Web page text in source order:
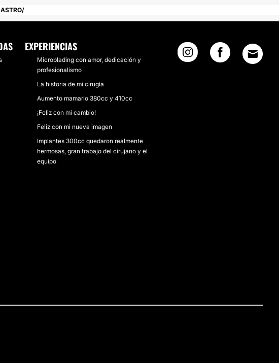
EXPERIENCIAS
Microblading con amor, dedicación y
profesionalismo
La historia de mi cirugía
Aumento mamario 380cc y 410cc
¡Feliz con mi cambio!
Feliz con mi nueva imagen
Implantes 300cc quedaron realmente
hermosas, gran trabajo del cirujano y el
equipo